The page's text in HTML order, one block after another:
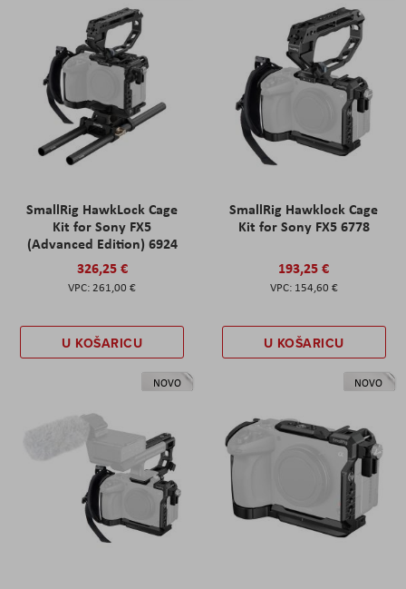
SmallRig HawkLock Cage
Kit for Sony FX5
(Advanced Edition) 6924
326,25 €
261,00 €
U KOŠARICU
SmallRig Hawklock Cage
Kit for Sony FX5 6778
193,25 €
154,60 €
U KOŠARICU
NOVO NOVO